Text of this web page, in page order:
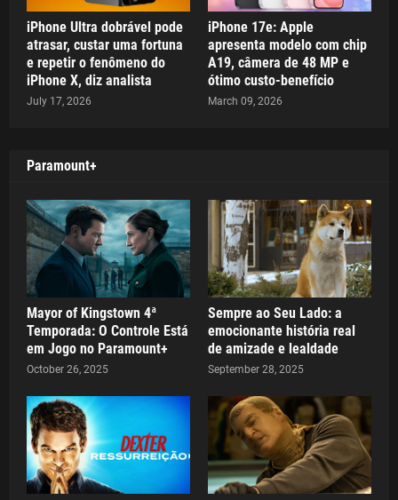
iPhone Ultra dobrável pode
atrasar, custar uma fortuna
e repetir o fenômeno do
iPhone X, diz analista
July 17, 2026
iPhone 17e: Apple
apresenta modelo com chip
A19, câmera de 48 MP e
ótimo custo-benefício
March 09, 2026
Paramount+
Mayor of Kingstown 4ª
Temporada: O Controle Está
em Jogo no Paramount+
October 26, 2025
Sempre ao Seu Lado: a
emocionante história real
de amizade e lealdade
September 28, 2025